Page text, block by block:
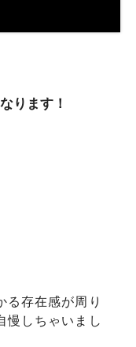
ります！
る存在感が周り
慢しちゃいまし